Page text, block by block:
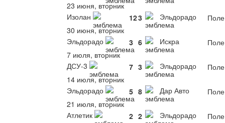
23 июня, вторник
Изолан
123 Эльдорадо
30 июня, вторник
Эльдорадо
3 6 Искра
Поле
7 июля, вторник
ДСУ-3
7 3 Эльдорадо
14 июля, вторник
Эльдорадо
5 8 Дар Авто
Поле
21 июля, вторник
Атлетик
2 2 Эльдорадо
Поле